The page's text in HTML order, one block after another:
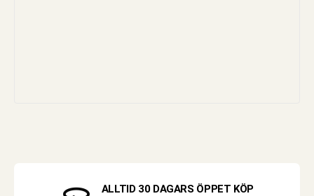
ALLTID 30 DAGARS ÖPPET KÖP